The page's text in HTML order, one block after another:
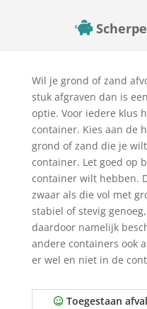
Wil je grond of zand
stuk afgraven dan is
optie. Voor iedere klus
container. Kies aan de
grond of zand die je
container. Let goed op
container wilt hebben.
zwaar als die vol met
stabiel of stevig
daardoor namelijk
andere containers ook
er wel en niet in de
Toegestaan afval